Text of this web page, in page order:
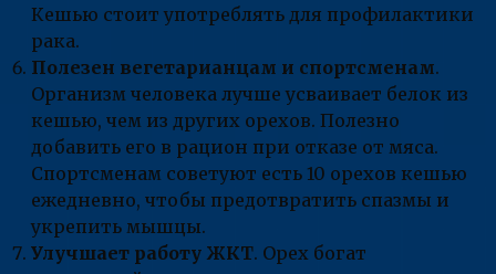
Кешью стоит употреблять для профилактики
рака.
Полезен вегетарианцам и спортсменам.
Организм человека лучше усваивает белок из
кешью, чем из других орехов. Полезно
добавить его в рацион при отказе от мяса.
Спортсменам советуют есть 10 орехов кешью
ежедневно, чтобы предотвратить спазмы и
укрепить мышцы.
Улучшает работу ЖКТ. Орех богат